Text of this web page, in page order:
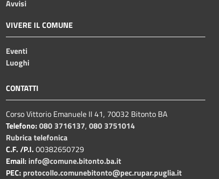
Avvisi
VIVERE IL COMUNE
Eventi
Luoghi
CONTATTI
Corso Vittorio Emanuele II 41, 70032 Bitonto BA
Telefono:080 3716137, 080 3751014
Rubrica telefonica
C.F. /P.I.00382650729
Email: info@comune.bitonto.ba.it
PEC: protocollo.comunebitonto@pec.rupar.puglia.it